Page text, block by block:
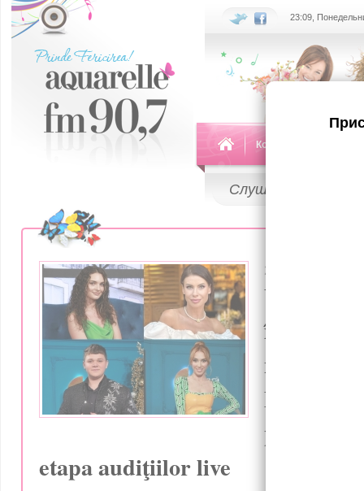
23:09,
Команда
Слушай
27 Декабря
Vedete
înscris la
piese au
etapa audiţiilor live